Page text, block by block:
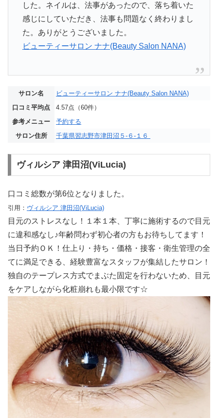
した。ネイルは、法事があったので、落ち着いた
感じにしていただき、法事も問題なく終わりまし
た。ありがとうございました。
ビューティーサロン ナナ(Beauty Salon NANA)
サロン名
ビューティーサロン ナナ(Beauty Salon NANA)
口コミ平均点
4.57点（60件）
参考メニュー
予約する
サロン住所
千葉県習志野市津田沼５-６-１６
ヴィルシア 津田沼(ViLucia)
口コミ総数が第6位となりました。
引用： ヴィルシア 津田沼(ViLucia)
目元のストレスなし！１本１本、丁寧に施術するので目元
に違和感なし♪年齢問わず初心者の方もお待ちしてます！
当日予約ＯＫ！仕上り・持ち・価格・接客・衛生管理の全
てに満足できる、経験豊富なスタッフが集結したサロン！
独自のテープレス方式でまぶた固定を行わないため、目元
をケアしながら化粧崩れも最小限です☆